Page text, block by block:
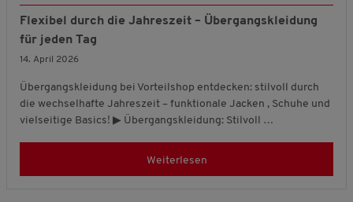
Flexibel durch die Jahreszeit – Übergangskleidung
für jeden Tag
14. April 2026
Übergangskleidung bei Vorteilshop entdecken: stilvoll durch
die wechselhafte Jahreszeit – funktionale Jacken , Schuhe und
vielseitige Basics! ▶ Übergangskleidung: Stilvoll …
Weiterlesen